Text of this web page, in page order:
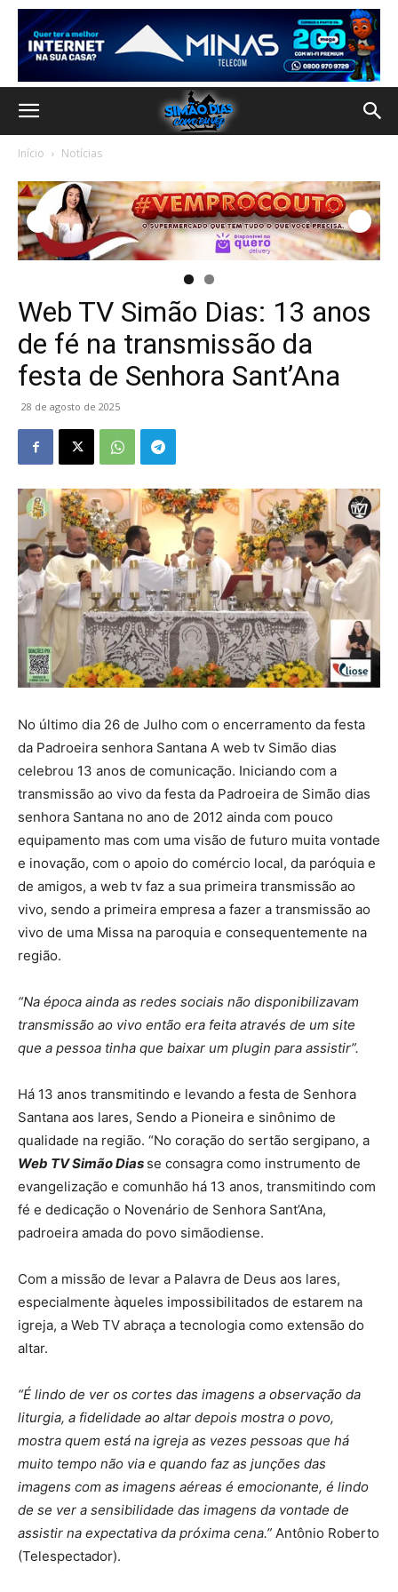
Início Notícias
Web TV Simão Dias: 13 anos
de fé na transmissão da
festa de Senhora Sant’Ana
28 de agosto de 2025
No último dia 26 de Julho com o encerramento da festa
da Padroeira senhora Santana A web tv Simão dias
celebrou 13 anos de comunicação. Iniciando com a
transmissão ao vivo da festa da Padroeira de Simão dias
senhora Santana no ano de 2012 ainda com pouco
equipamento mas com uma visão de futuro muita vontade
e inovação, com o apoio do comércio local, da paróquia e
de amigos, a web tv faz a sua primeira transmissão ao
vivo, sendo a primeira empresa a fazer a transmissão ao
vivo de uma Missa na paroquia e consequentemente na
região.
“Na época ainda as redes sociais não disponibilizavam
transmissão ao vivo então era feita através de um site
que a pessoa tinha que baixar um plugin para assistir”.
Há 13 anos transmitindo e levando a festa de Senhora
Santana aos lares, Sendo a Pioneira e sinônimo de
qualidade na região. “No coração do sertão sergipano, a
Web TV Simão Dias se consagra como instrumento de
evangelização e comunhão há 13 anos, transmitindo com
fé e dedicação o Novenário de Senhora Sant’Ana,
padroeira amada do povo simãodiense.
Com a missão de levar a Palavra de Deus aos lares,
especialmente àqueles impossibilitados de estarem na
igreja, a Web TV abraça a tecnologia como extensão do
altar.
“É lindo de ver os cortes das imagens a observação da
liturgia, a fidelidade ao altar depois mostra o povo,
mostra quem está na igreja as vezes pessoas que há
muito tempo não via e quando faz as junções das
imagens com as imagens aéreas é emocionante, é lindo
de se ver a sensibilidade das imagens da vontade de
assistir na expectativa da próxima cena.” Antônio Roberto
(Telespectador).